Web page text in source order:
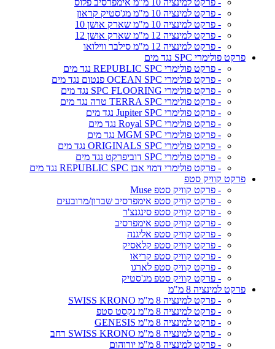
- פרקט למינציה 10 מ"מ אימפרסיב פלוס
- פרקט למינציה 10 מ"מ מג'סטיק קראון
- פרקט למינציה 10 מ"מ שארק אושן 10
- פרקט למינציה 12 מ"מ שארק אושן 12
- פרקט למינציה 12 מ"מ סילבר ווילואו
פרקט פולימרי SPC נגד מים
- פרקט פולימרי REPUBLIC SPC נגד מים
- פרקט פולימרי OCEAN SPC פנטום נגד מים
- פרקט פולימרי SPC FLOORING נגד מים
- פרקט פולימרי TERRA SPC טרה נגד מים
- פרקט פולימרי Jupiter SPC נגד מים
- פרקט פולימרי Royal SPC נגד מים
- פרקט פולימרי MGM SPC נגד מים
- פרקט פולימרי ORIGINALS SPC נגד מים
- פרקט פולימרי SPC דוביפרקט נגד מים
- פרקט פולימרי דמוי אבן REPUBLIC SPC נגד מים
פרקט קוויק סטפ
- פרקט קוויק סטפ Muse
- פרקט קוויק סטפ אימפרסיב שברון/מרובעים
- פרקט קוויק סטפ סינגנצ'ר
- פרקט קוויק סטפ אימפרסיב
- פרקט קוויק סטפ אליגנה
- פרקט קוויק סטפ קלאסיק
- פרקט קוויק סטפ קריאו
- פרקט קוויק סטפ לארגו
- פרקט קוויק סטפ מג'סטיק
פרקט למינציה 8 מ"מ
- פרקט למינציה 8 מ"מ SWISS KRONO
- פרקט למינציה 8 מ"מ נקסט סטפ
- פרקט למינציה 8 מ"מ GENESIS
- פרקט למינציה 8 מ"מ SWISS KRONO רחב
- פרקט למינציה 8 מ"מ יורוהום